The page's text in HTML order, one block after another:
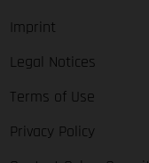
Imprint
Legal Notices
Terms of Use
Privacy Policy